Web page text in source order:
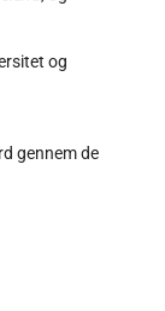
og
gennem de